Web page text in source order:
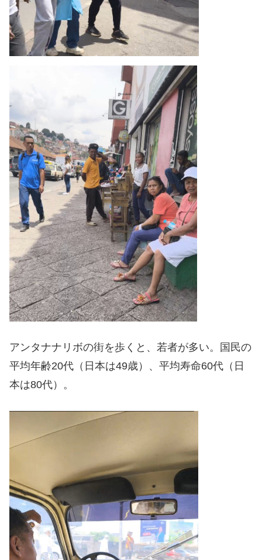
アンタナナリボの街を歩くと、若者が多い。国民の
平均年齢20代（日本は49歳）、平均寿命60代（日
本は80代）。